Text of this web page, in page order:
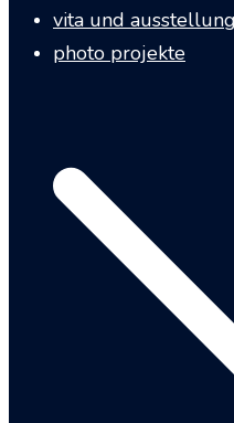
vita und
photo projekte